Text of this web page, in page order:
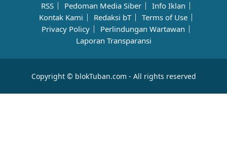
RSS Pedoman Media Siber
Info Iklan
Kontak Kami
Redaksi bT
Terms of Use
Privacy Policy
Perlindungan Wartawan
Laporan Transparansi
Copyright © blokTuban.com - All rights reserved